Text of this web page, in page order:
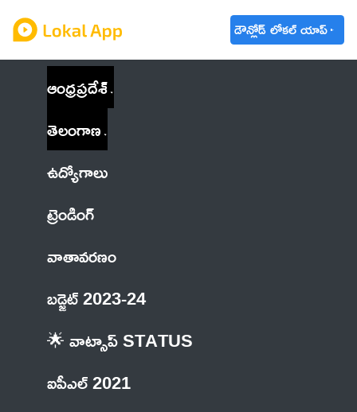
డౌన్లోడ్ లోకల్ యాప్
ఆంధ్రప్రదేశ్
తెలంగాణ
ఉద్యోగాలు
ట్రెండింగ్
వాతావరణం
బడ్జెట్ 2023-24
🌟 వాట్సాప్ STATUS
ఐపీఎల్ 2021